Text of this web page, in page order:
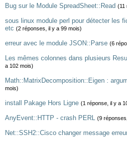
Bug sur le Module SpreadSheet::Read (11
sous linux module perl pour détecter les
etc (2 réponses, il y a 99 mois)
erreur avec le module JSON::Parse (6
Les mêmes colonnes dans plusieurs
a 102 mois)
Math::MatrixDecomposition::Eigen :
mois)
install Pakage Hors Ligne (1 réponse, il y a
AnyEvent::HTTP - crash PERL (9
Net::SSH2::Cisco changer message